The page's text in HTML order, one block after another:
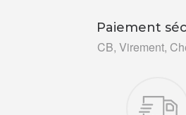
Paiement
CB, Virement,